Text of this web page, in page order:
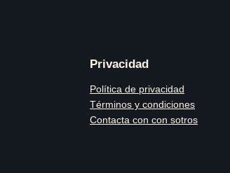
Privacidad
Política de privacidad
Términos y condiciones
Contacta con con sotros